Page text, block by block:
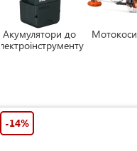
Акумулятори до
електроінструменту
Мотокоси
-14%